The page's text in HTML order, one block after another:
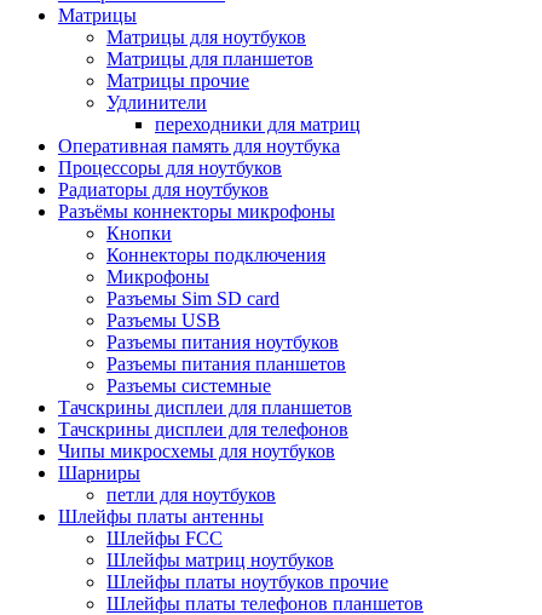
Матрицы
Матрицы для ноутбуков
Матрицы для планшетов
Матрицы прочие
Удлинители
переходники для матриц
Оперативная память для ноутбука
Процессоры для ноутбуков
Радиаторы для ноутбуков
Разъёмы коннекторы микрофоны
Кнопки
Коннекторы подключения
Микрофоны
Разъемы Sim SD card
Разъемы USB
Разъемы питания ноутбуков
Разъемы питания планшетов
Разъемы системные
Тачскрины дисплеи для планшетов
Тачскрины дисплеи для телефонов
Чипы микросхемы для ноутбуков
Шарниры
петли для ноутбуков
Шлейфы платы антенны
Шлейфы FCC
Шлейфы матриц ноутбуков
Шлейфы платы ноутбуков прочие
Шлейфы платы телефонов планшетов